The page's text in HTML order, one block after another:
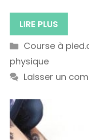
LIRE PLUS
Catégories
Course à
physique
Laisser un